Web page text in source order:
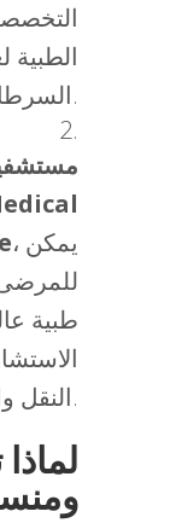
الطبية
السرطان، الأعصاب، والعقم.
، يمكن
طبية
النقل والإقامة.